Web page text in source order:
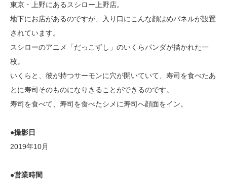
東京・上野にあるスシロー上野店。
地下にお店があるのですが、入り口にこんな顔はめパネルが設置
されています。
スシローのアニメ「だっこずし」のいくらパンダが描かれた一
枚。
いくらと、彼が持つサーモンに穴が開いていて、寿司を食べたあ
とに寿司そのものになりきることができるのです。
寿司を食べて、寿司を食べたシメに寿司へ顔面をイン。
●撮影日
2019年10月
●営業時間